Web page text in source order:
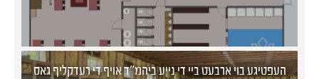
העפטיגע בוי ארבעט ביי די נייע ביהמ"ד אויף די רעדקליף גאס